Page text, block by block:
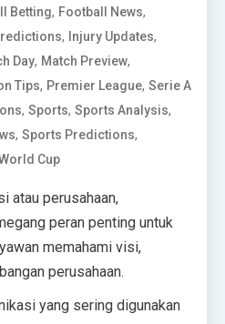
Betting, Football News,
, Injury Updates,
Day, Match Preview,
Tips, Premier League, Serie A
, Sports, Sports Analysis,
, Sports Predictions,
Cup
atau perusahaan,
peran penting untuk
memahami visi,
perusahaan.
yang sering digunakan